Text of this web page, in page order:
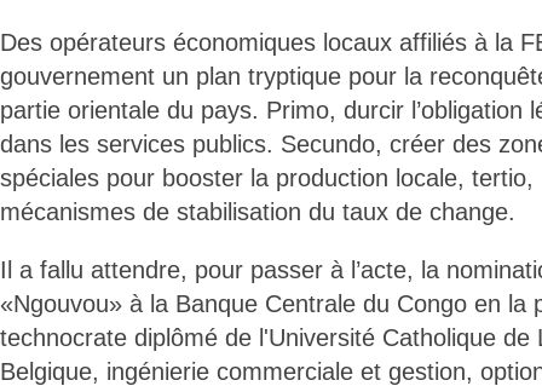
Des opérateurs économiques locaux affiliés à la
gouvernement un plan tryptique pour la
partie orientale du pays. Primo, durcir l’obligation
dans les services publics. Secundo, créer des
spéciales pour booster la production locale,
mécanismes de stabilisation du taux de change.
Il a fallu attendre, pour passer à l’acte, la
«Ngouvou» à la Banque Centrale du Congo en la
technocrate diplômé de l'Université Catholique de
Belgique, ingénierie commerciale et gestion,